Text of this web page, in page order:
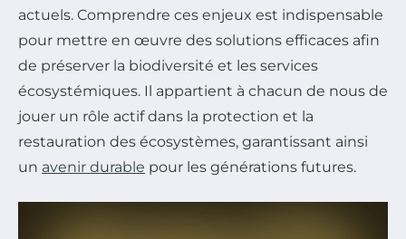
actuels. Comprendre ces enjeux est indispensable
pour mettre en œuvre des solutions efficaces afin
de préserver la biodiversité et les services
écosystémiques. Il appartient à chacun de nous de
jouer un rôle actif dans la protection et la
restauration des écosystèmes, garantissant ainsi
un avenir durable pour les générations futures.